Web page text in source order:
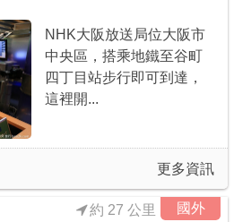
NHK大阪放送局位大阪市
中央區，搭乘地鐵至谷町
四丁目站步行即可到達，
這裡開...
更多資訊
國外
約 27 公里